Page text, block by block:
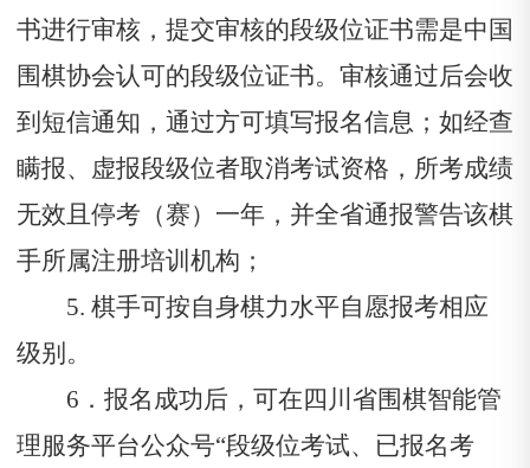
书进行审核，提交审核的段级位证书需是中国
围棋协会认可的段级位证书。审核通过后会收
到短信通知，通过方可填写报名信息；如经查
瞒报、虚报段级位者取消考试资格，所考成绩
无效且停考（赛）一年，并全省通报警告该棋
手所属注册培训机构；
5. 棋手可按自身棋力水平自愿报考相应
级别。
6．报名成功后，可在四川省围棋智能管
理服务平台公众号“段级位考试、已报名考